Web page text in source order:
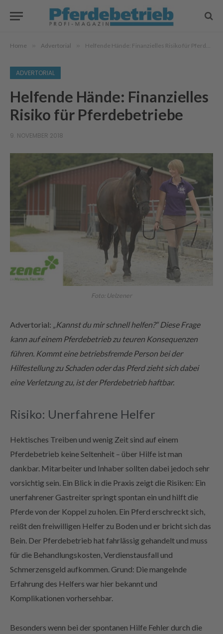
Home » Advertorial » Helfende Hände: Finanzielles Risiko für Pferdebetriebe
ADVERTORIAL
Helfende Hände: Finanzielles
Risiko für Pferdebetriebe
9. NOVEMBER 2018
Foto: Uelzener
Advertorial: „Kannst du mir schnell helfen?“ Diese Frage
kann auf einem Pferdebetrieb zu teuren Konsequenzen
führen. Kommt eine betriebsfremde Person bei der
Hilfestellung zu Schaden oder das Pferd zieht sich dabei
eine Verletzung zu, ist der Pferdebetrieb haftbar.
Risiko: Unerfahrene Helfer
Hektisches Treiben und wenig Zeit sind auf einem
Pferdebetrieb keine Seltenheit – über Hilfe ist man
dankbar. Mitarbeiter und Inhaber sollten dabei jedoch sehr
vorsichtig sein. Ein Blick in die Praxis zeigt die Risiken: Ein
unerfahrener Gastreiter springt spontan ein und hilft die
Pferde von der Koppel zu holen. Ein Pferd erschreckt sich,
reißt den freiwilligen Helfer zu Boden und er bricht sich das
Bein. Der Pferdebetrieb hat fahrlässig gehandelt und muss
für die Behandlungskosten, Verdienstausfall und
Schmerzensgeld aufkommen. Grund: Die mangelnde
Erfahrung des Helfers war hier bekannt und
Komplikationen vorhersehbar.
Besonders wenn bei der spontanen Hilfe Fehler durch die